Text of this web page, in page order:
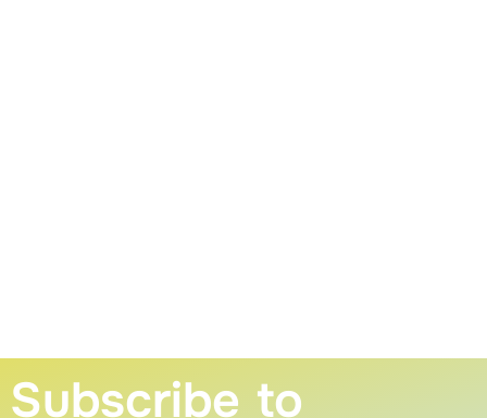
Subscribe to